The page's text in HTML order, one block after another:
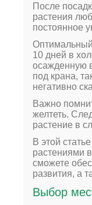
После
растения
постоянное
10 дней в
осажденную
под крана,
негативно
Важно
желтеть.
растение в
В этой
растениями
сможете
развития, а
Выбор